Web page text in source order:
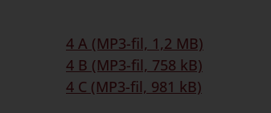
4 A (MP3-fil, 1,2 MB)
4 B (MP3-fil, 758 kB)
4 C (MP3-fil, 981 kB)